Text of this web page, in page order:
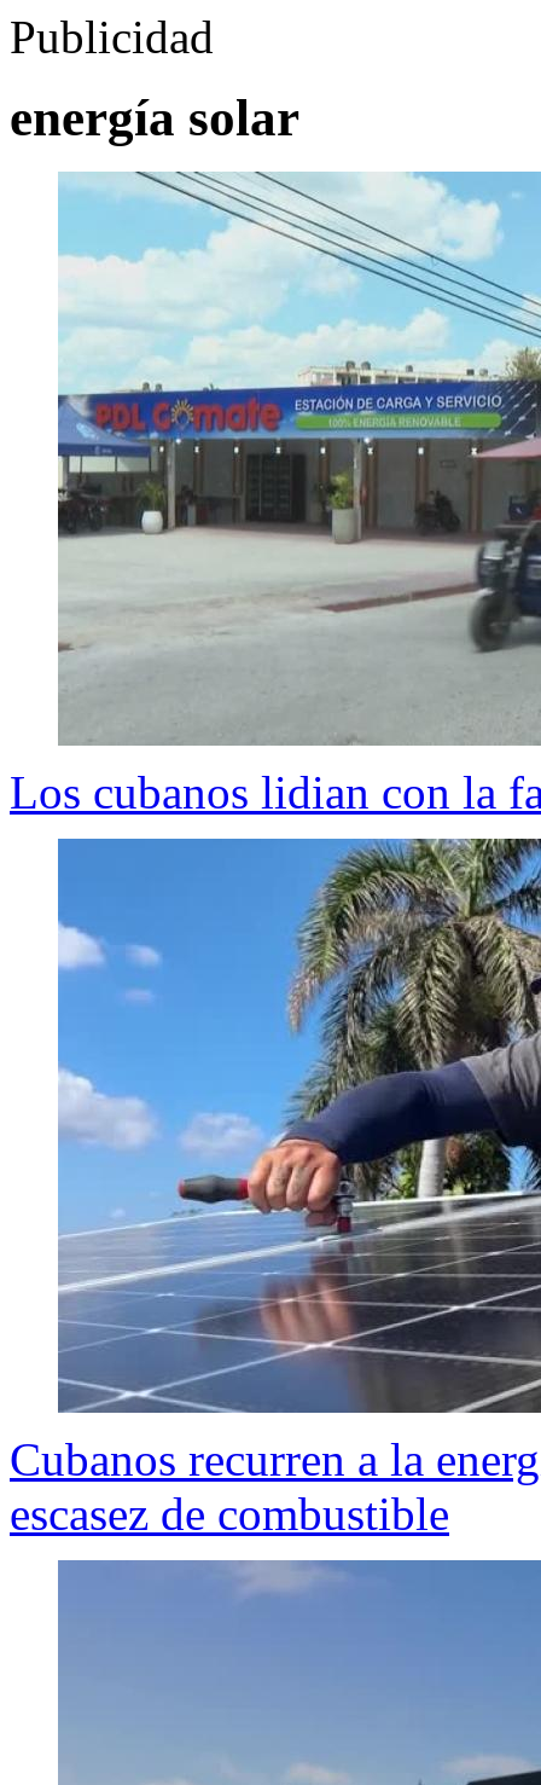
Publicidad
energía solar
Los cubanos lidian con la
Cubanos recurren a la
escasez de combustible